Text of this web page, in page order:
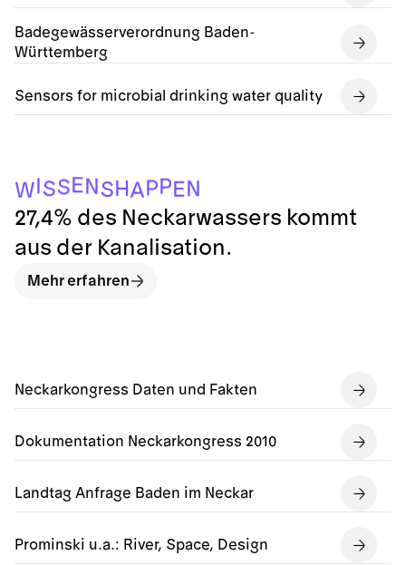
Badegewässerverordnung Baden-
Württemberg
Sensors for microbial drinking water quality
Neckarkongress Daten und Fakten
Dokumentation Neckarkongress 2010
Landtag Anfrage Baden im Neckar
Prominski u.a.: River, Space, Design
W
ISSENSHAPPEN
27,4% des Neckarwassers kommt
aus der Kanalisation.
Mehr erfahren